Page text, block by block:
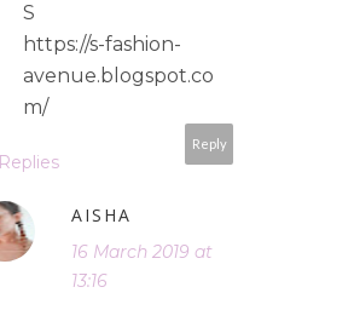
S
https://s-fashion-
avenue.blogspot.co
m/
Reply
Replies
AISHA
16 March 2019 at
13:16